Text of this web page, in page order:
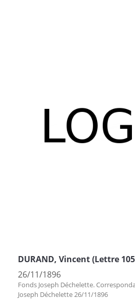
DURAND, Vincent (Lettre
26/11/1896
Fonds Joseph Déchelette.
Joseph Déchelette 26/11/1896